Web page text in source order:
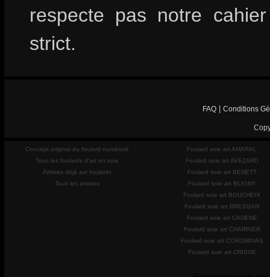
respecte pas notre
strict.
FAQ Conditions
Concept original du foulard numéroté
Tous les foulards d'art en soie
Artistes déjà sur foulards
Tous les artistes
Foulard soie art AMARAL
Foulard soie art AVEZARD
Foulard soie art BENETT
Foulard soie art BLIGNY
Foulard soie art BOUCHEIX
Foulard soie art BRESSAN
Foulard soie art CADENE
Foulard soie art CHARRIER
Foulard soie art COROMINAS
Foulard soie art CRISSE